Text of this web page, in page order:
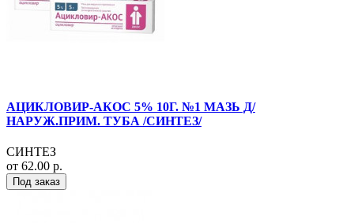
АЦИКЛОВИР-АКОС 5% 10Г. №1 МАЗЬ Д/
НАРУЖ.ПРИМ. ТУБА /СИНТЕЗ/
СИНТЕЗ
от 62.00 р.
Под заказ